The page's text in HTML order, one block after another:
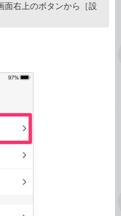
面右上のボタンから［設